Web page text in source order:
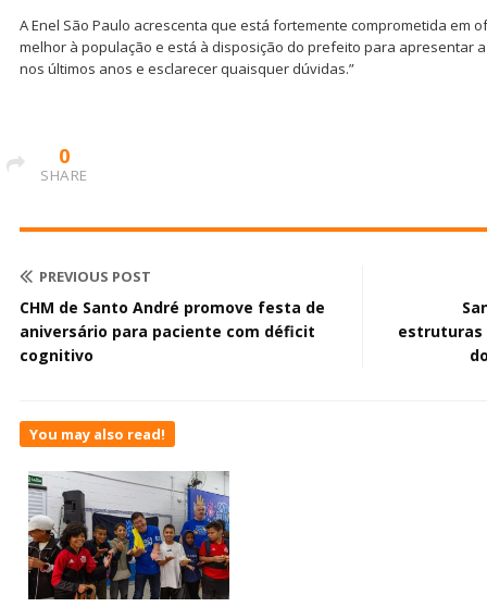
A Enel São Paulo acrescenta que está fortemente comprometida em
melhor à população e está à disposição do prefeito para apresentar
nos últimos anos e esclarecer quaisquer dúvidas.”
0
SHARE
PREVIOUS POST
CHM de Santo André promove festa de
aniversário para paciente com déficit
cognitivo
estruturas
You may also read!